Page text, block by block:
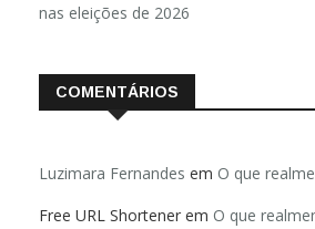
nas eleições de 2026
COMENTÁRIOS
Luzimara Fernandes em O que
Free URL Shortener em O que